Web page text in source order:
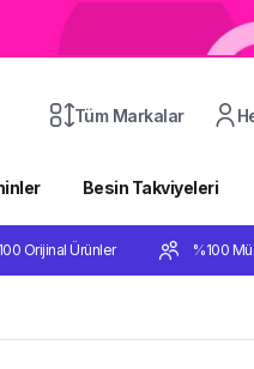
Tüm Markalar
Besin Takviyeleri
Orijinal Ürünler %100